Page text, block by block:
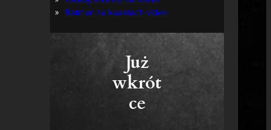
Batman na kasetach video
Już
wkrót
ce